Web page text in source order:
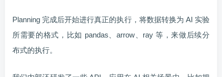
Planning 完成后开始进行真正的执行，将数据转换为 AI 实验
所需要的格式，比如 pandas、arrow、ray 等，来做后续分
布式的执行。